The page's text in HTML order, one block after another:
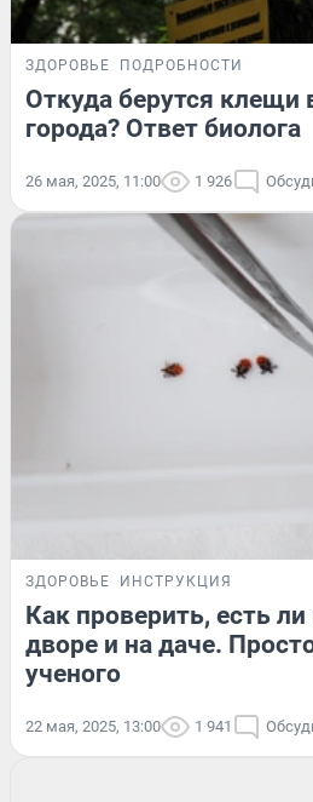
ЗДОРОВЬЕ ПОДРОБНОСТИ
Откуда берутся клещи
города? Ответ биолога
26 мая, 2025, 11:00 1 926
ЗДОРОВЬЕ ИНСТРУКЦИЯ
Как проверить, есть
дворе и на даче.
ученого
22 мая, 2025, 13:00 1 941